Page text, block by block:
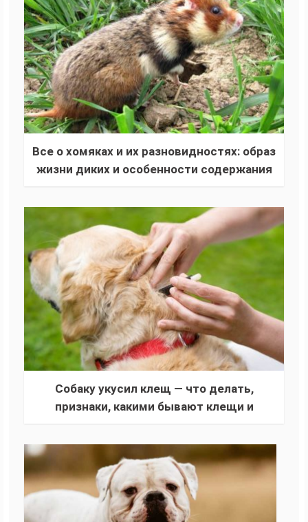
Все о хомяках и их разновидностях: образ
жизни диких и особенности содержания
Собаку укусил клещ — что делать,
признаки, какими бывают клещи и